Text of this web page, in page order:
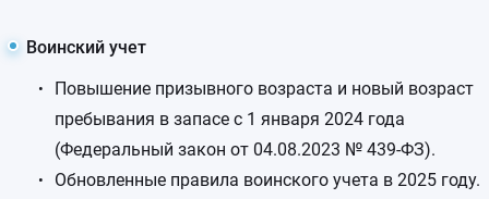
Воинский учет
Повышение призывного возраста и новый возраст
пребывания в запасе с 1 января 2024 года
(Федеральный закон от 04.08.2023 № 439-ФЗ).
Обновленные правила воинского учета в 2025 году.